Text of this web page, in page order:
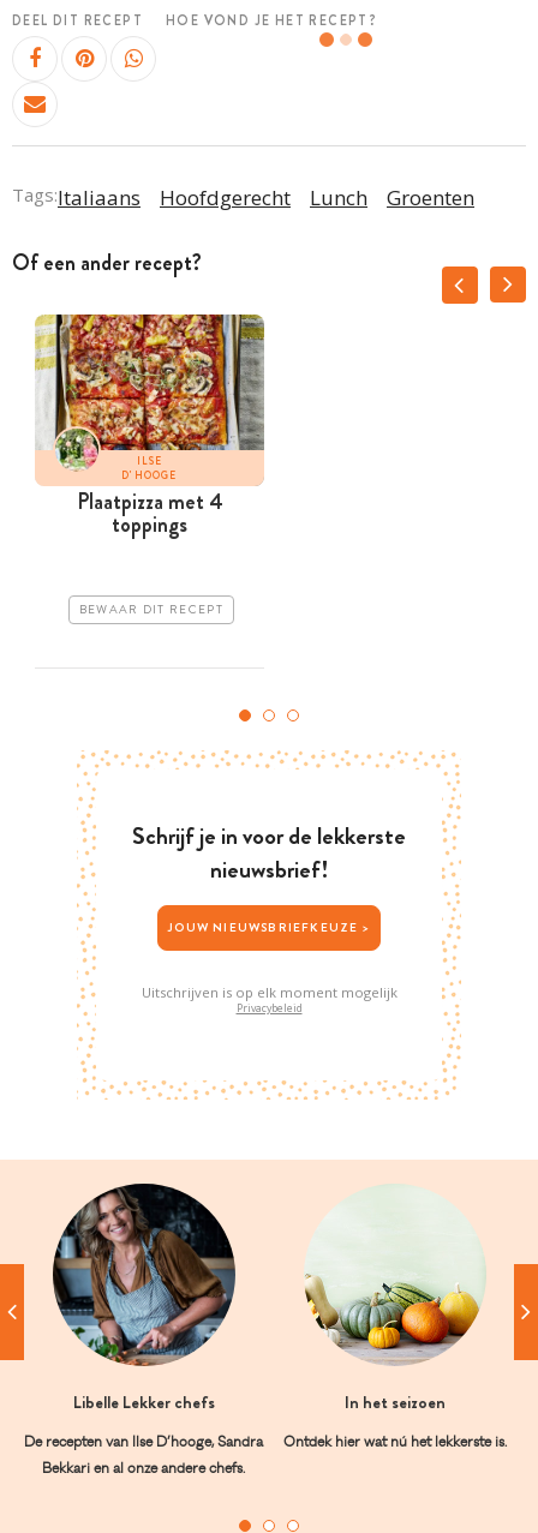
DEEL DIT RECEPT HOE VOND JE HET RECEPT?
Tags:Italiaans Hoofdgerecht Lunch Groenten
Of een ander recept?
ILSE
D'HOOGE
Plaatpizza met 4
toppings
BEWAAR DIT RECEPT
Schrijf je in voor de lekkerste
nieuwsbrief!
JOUW NIEUWSBRIEFKEUZE >
Uitschrijven is op elk moment mogelijk
Privacybeleid
Libelle Lekker chefs
De recepten van Ilse D’hooge, Sandra
Bekkari en al onze andere chefs.
In het seizoen
Ontdek hier wat nú het lekkerste is.